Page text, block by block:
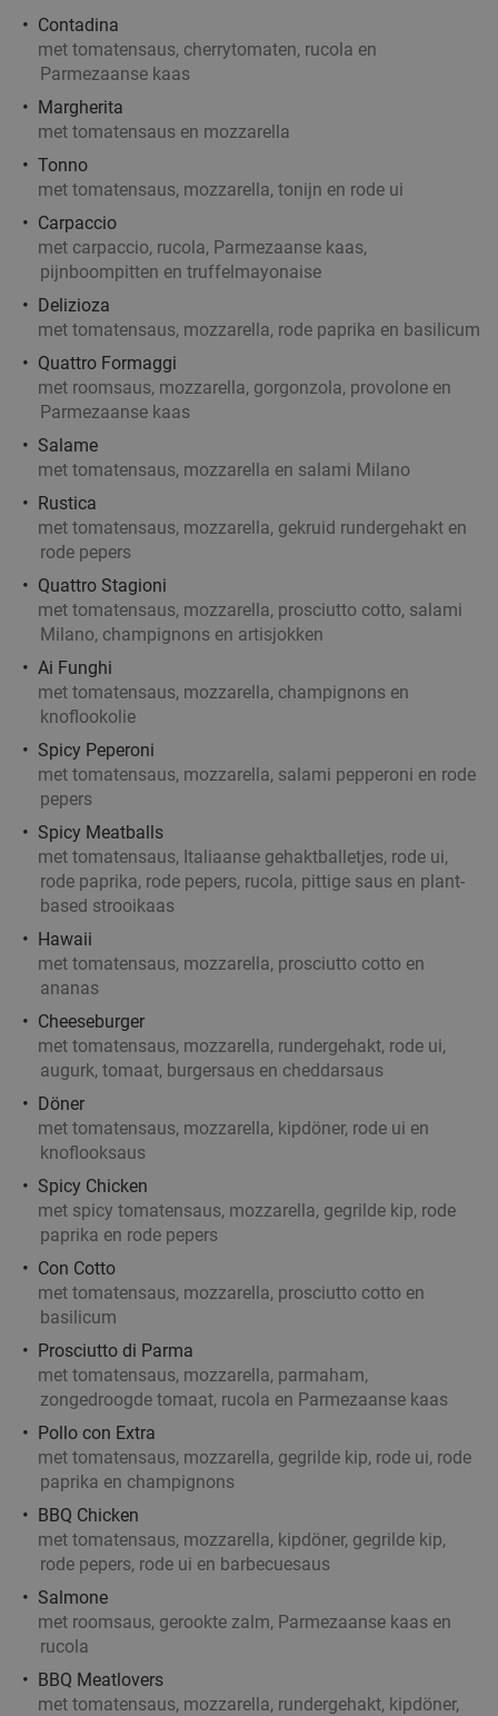
Contadina
met tomatensaus, cherrytomaten, rucola en
Parmezaanse kaas
Margherita
met tomatensaus en mozzarella
Tonno
met tomatensaus, mozzarella, tonijn en rode ui
Carpaccio
met carpaccio, rucola, Parmezaanse kaas,
pijnboompitten en truffelmayonaise
Delizioza
met tomatensaus, mozzarella, rode paprika en basilicum
Quattro Formaggi
met roomsaus, mozzarella, gorgonzola, provolone en
Parmezaanse kaas
Salame
met tomatensaus, mozzarella en salami Milano
Rustica
met tomatensaus, mozzarella, gekruid rundergehakt en
rode pepers
Quattro Stagioni
met tomatensaus, mozzarella, prosciutto cotto, salami
Milano, champignons en artisjokken
Ai Funghi
met tomatensaus, mozzarella, champignons en
knoflookolie
Spicy Peperoni
met tomatensaus, mozzarella, salami pepperoni en rode
pepers
Spicy Meatballs
met tomatensaus, Italiaanse gehaktballetjes, rode ui,
rode paprika, rode pepers, rucola, pittige saus en plant-
based strooikaas
Hawaii
met tomatensaus, mozzarella, prosciutto cotto en
ananas
Cheeseburger
met tomatensaus, mozzarella, rundergehakt, rode ui,
augurk, tomaat, burgersaus en cheddarsaus
Döner
met tomatensaus, mozzarella, kipdöner, rode ui en
knoflooksaus
Spicy Chicken
met spicy tomatensaus, mozzarella, gegrilde kip, rode
paprika en rode pepers
Con Cotto
met tomatensaus, mozzarella, prosciutto cotto en
basilicum
Prosciutto di Parma
met tomatensaus, mozzarella, parmaham,
zongedroogde tomaat, rucola en Parmezaanse kaas
Pollo con Extra
met tomatensaus, mozzarella, gegrilde kip, rode ui, rode
paprika en champignons
BBQ Chicken
met tomatensaus, mozzarella, kipdöner, gegrilde kip,
rode pepers, rode ui en barbecuesaus
Salmone
met roomsaus, gerookte zalm, Parmezaanse kaas en
rucola
BBQ Meatlovers
met tomatensaus, mozzarella, rundergehakt, kipdöner,